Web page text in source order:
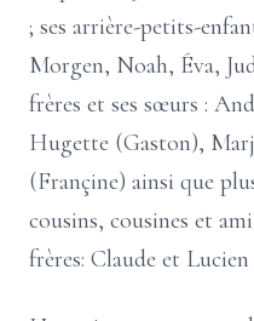
; ses arrière-petits-
Morgen, Noah, Éva,
frères et ses sœurs :
Hugette (Gaston),
(Françine) ainsi que
cousins, cousines et
frères: Claude et